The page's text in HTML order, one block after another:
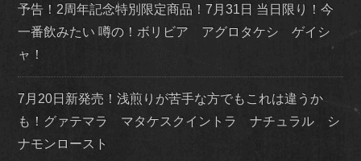
予告！2周年記念特別限定商品！7月31日 当日限り！今
一番飲みたい 噂の！ボリビア アグロタケシ ゲイシ
ャ！
7月20日新発売！浅煎りが苦手な方でもこれは違うか
も！グァテマラ マタケスクイントラ ナチュラル シ
ナモンロースト